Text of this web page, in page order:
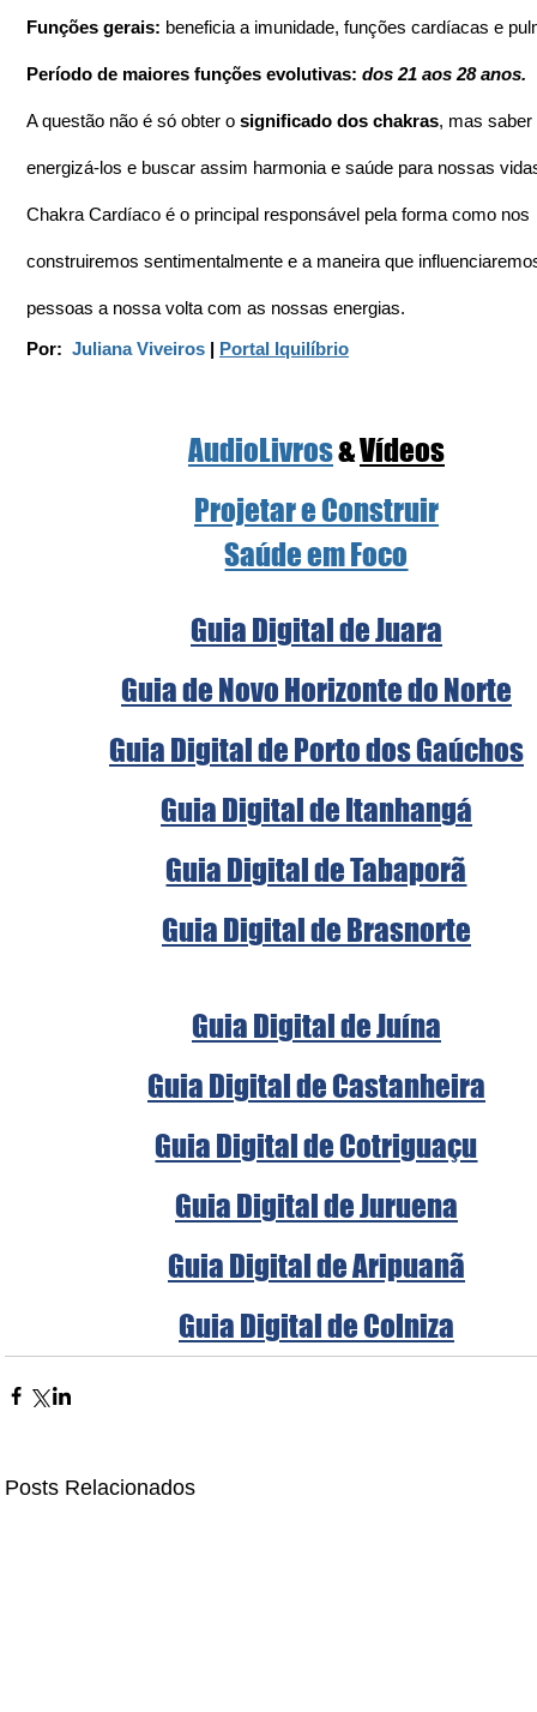
Funções gerais: beneficia a imunidade, funções cardíacas e
Período de maiores funções evolutivas: dos 21 aos 28 anos.
A questão não é só obter o significado dos chakras, mas
energizá-los e buscar assim harmonia e saúde para nossas
Chakra Cardíaco é o principal responsável pela forma como nos
construiremos sentimentalmente e a maneira que
pessoas a nossa volta com as nossas energias.
Por: Juliana Viveiros | Portal Iquilíbrio
AudioLivros & Vídeos
Projetar e Construir
Saúde em Foco
Guia Digital de Juara
Guia de Novo Horizonte do Norte
Guia Digital de Porto dos Gaúchos
Guia Digital de Itanhangá
Guia Digital de Tabaporã
Guia Digital de Brasnorte
Guia Digital de Juína
Guia Digital de Castanheira
Guia Digital de Cotriguaçu
Guia Digital de Juruena
Guia Digital de Aripuanã
Guia Digital de Colniza
Posts Relacionados